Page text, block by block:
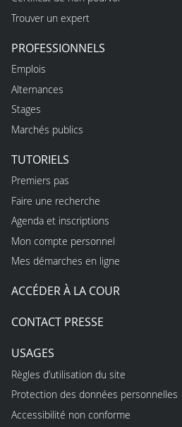
Trouver un expert
PROFESSIONNELS
Emplois
Alternances
Stages
Marchés publics
TUTORIELS
Premiers pas
Faire une recherche
Agenda et inscriptions
Mon compte personnel
Mes démarches en ligne
ACCÉDER À LA COUR
CONTACT PRESSE
USAGES
Règles d’utilisation du site
Protection des données personnelles
Accessibilité non conforme